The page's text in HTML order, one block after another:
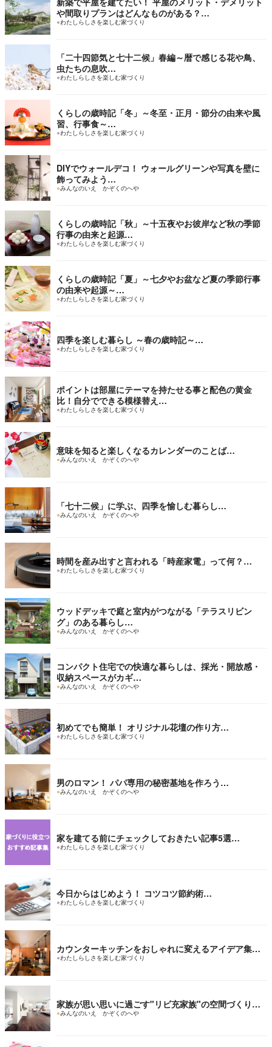
や間取りプランはどんなものがある？…
●わたしらしさを楽しむ家づくり
「二十四節気と七十二候」春編～暦で感じる花や鳥、
虫たちの息吹…
●わたしらしさを楽しむ家づくり
くらしの歳時記「冬」～冬至・正月・節分の由来や風
習、行事食～…
●わたしらしさを楽しむ家づくり
DIYでウォールデコ！ ウォールグリーンや写真を壁に
飾ってみよう…
●みんなのいえ かぞくのへや
くらしの歳時記「秋」～十五夜やお彼岸など秋の季節
行事の由来と起源…
●わたしらしさを楽しむ家づくり
くらしの歳時記「夏」～七夕やお盆など夏の季節行事
の由来や起源～…
●わたしらしさを楽しむ家づくり
四季を楽しむ暮らし ～春の歳時記～…
●わたしらしさを楽しむ家づくり
ポイントは部屋にテーマを持たせる事と配色の黄金
比！自分でできる模様替え…
●わたしらしさを楽しむ家づくり
意味を知ると楽しくなるカレンダーのことば…
●みんなのいえ かぞくのへや
「七十二候」に学ぶ、四季を愉しむ暮らし…
●みんなのいえ かぞくのへや
時間を産み出すと言われる「時産家電」って何？…
●わたしらしさを楽しむ家づくり
ウッドデッキで庭と室内がつながる「テラスリビン
グ」のある暮らし…
●みんなのいえ かぞくのへや
コンパクト住宅での快適な暮らしは、採光・開放感・
収納スペースがカギ…
●みんなのいえ かぞくのへや
初めてでも簡単！ オリジナル花壇の作り方…
●わたしらしさを楽しむ家づくり
男のロマン！ パパ専用の秘密基地を作ろう…
●みんなのいえ かぞくのへや
家を建てる前にチェックしておきたい記事5選…
●わたしらしさを楽しむ家づくり
今日からはじめよう！ コツコツ節約術…
●わたしらしさを楽しむ家づくり
カウンターキッチンをおしゃれに変えるアイデア集…
●わたしらしさを楽しむ家づくり
家族が思い思いに過ごす"リビ充家族"の空間づくり…
●みんなのいえ かぞくのへや